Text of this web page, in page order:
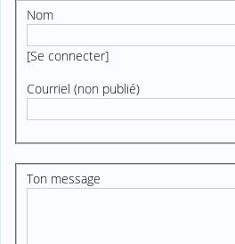
Nom
[Se connecter]
Courriel (non publié)
Ton message